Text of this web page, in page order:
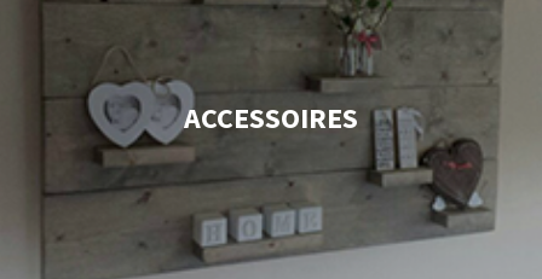
ACCESSOIRES